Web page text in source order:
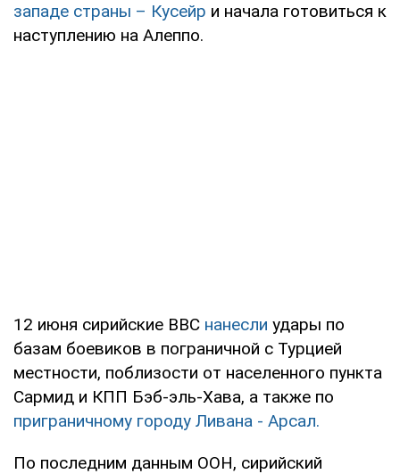
западе страны – Кусейр и начала готовиться к
наступлению на Алеппо.
12 июня сирийские ВВС нанесли удары по
базам боевиков в пограничной с Турцией
местности, поблизости от населенного пункта
Сармид и КПП Бэб-эль-Хава, а также по
приграничному городу Ливана - Арсал.
По последним данным ООН, сирийский